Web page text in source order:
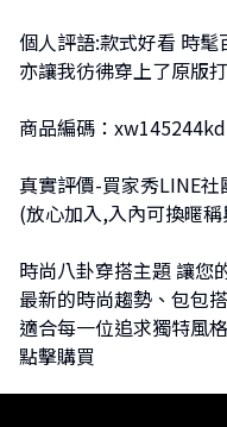
個人評語:款式好看 時
亦讓我彷彿穿上了原版
商品編碼：xw145244kd
真實評價-買家秀LINE社
(放心加入,入內可換暱
時尚八卦穿搭主題 讓您
最新的時尚趨勢、包包
適合每一位追求獨特風
點擊購買